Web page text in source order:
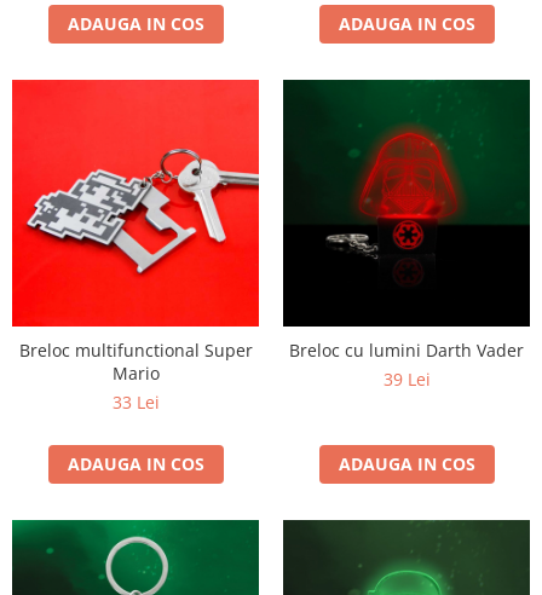
ADAUGA IN COS ADAUGA IN COS
Breloc multifunctional Super
Mario
33 Lei
ADAUGA IN COS
Breloc cu lumini Darth Vader
39 Lei
ADAUGA IN COS